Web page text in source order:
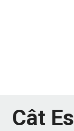
Cât